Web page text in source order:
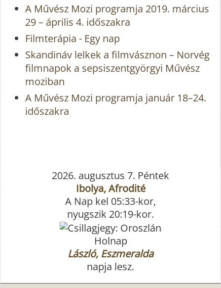
A Művész Mozi programja 2019. március
29 – április 4. időszakra
Filmterápia - Egy nap
Skandináv lelkek a filmvásznon – Norvég
filmnapok a sepsiszentgyörgyi Művész
moziban
A Művész Mozi programja január 18–24.
időszakra
2026. augusztus 7. Péntek
Ibolya, Afrodité
A Nap kel 05:33-kor,
nyugszik 20:19-kor.
Holnap
László, Eszmeralda
napja lesz.